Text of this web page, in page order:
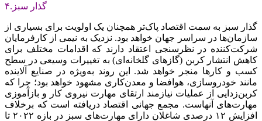
۴.‌گذار سبز
گذار سبز به سمت اقتصاد پاک‌‌‌تر همچنان یک اولویت برای بسیاری از
سازمان‌ها در سراسر جهان خواهد بود. نزدیک به نیمی از کارفرمایان
شرکت‌کننده در نظرسنجی اعتقاد دارند که اقدامات مختلف برای
کاهش انتشار کربن (گازهای گلخانه‌‌‌ای) به تغییرات وسیعی در سطح
کسب و کارها منجر خواهد شد. این روند به‌‌‌ویژه در صنایع آلاینده
مانند خودروسازی، هوافضا و معدن‌کاری مشهود خواهد بود؛ چرا که
کربن‌‌‌زدایی از عملیات نیازمند ارتقای مهارت نیروی کار و بازآموزی
مهارت‌‌‌های آنهاست. مجمع جهانی اقتصاد دریافته است که برخلاف
افزایش ۱۲ درصدی شاغلان دارای مهارت‌‌‌های سبز در بازه ۲۰۲۲ تا